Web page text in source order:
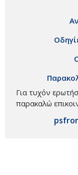
Για τυχόν
παρακαλώ